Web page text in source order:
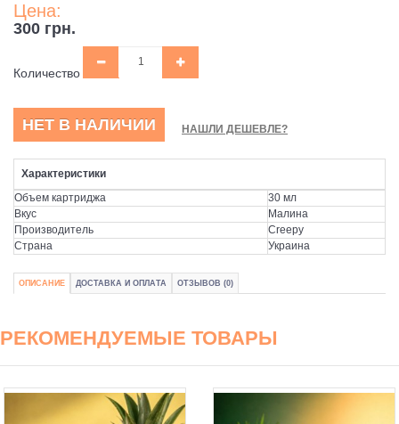
Цена:
300 грн.
Количество
НЕТ В НАЛИЧИИ НАШЛИ ДЕШЕВЛЕ?
Характеристики
Объем картриджа
30 мл
Вкус
Малина
Производитель
Creepy
Страна
Украина
ОПИСАНИЕ ДОСТАВКА И ОПЛАТА ОТЗЫВОВ (0)
РЕКОМЕНДУЕМЫЕ ТОВАРЫ